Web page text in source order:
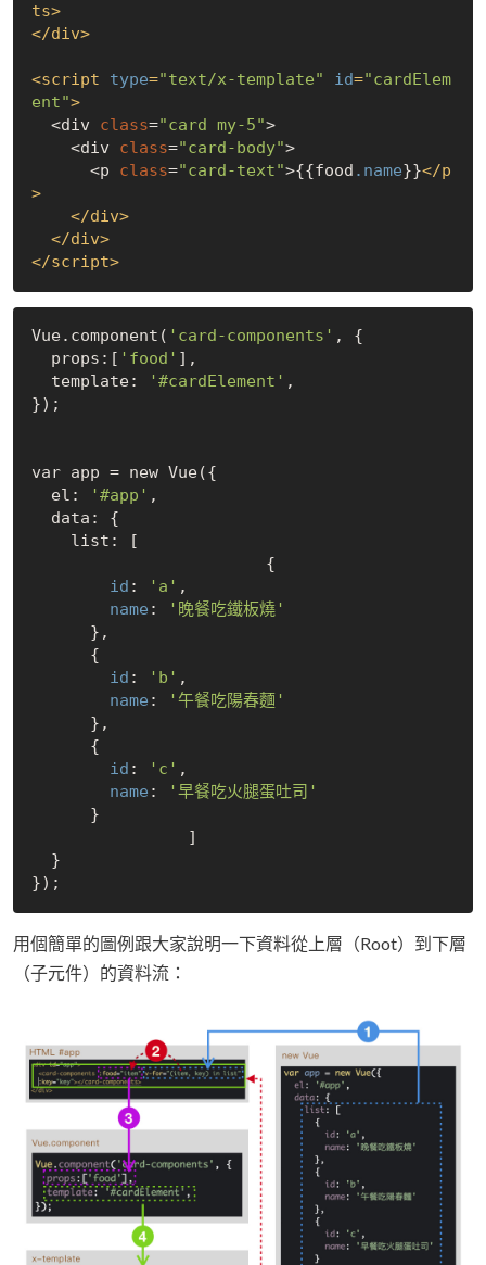
ts>
</div>
<script type="text/x-template" id="cardElem
ent">
<div class="card my-5">
<div class="card-body">
<p class="card-text">{{food .name}}</p
>
</div>
</div>
</script>
Vue.component( 'card-components' , {
  props:[
'food' ],
  template:
'#cardElement' ,
});
var app = new Vue({
  el:
'#app' ,
id : 'a' ,
name :
'晚餐吃鐵板燒'
id : 'b' ,
name :
'午餐吃陽春麵'
id : 'c' ,
name :
'早餐吃火腿蛋吐司'
用個簡單的圖例跟大家說明一下資料從上層（Root）到下層
（子元件）的資料流：